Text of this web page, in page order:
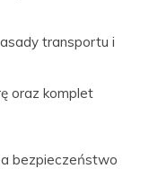
transportu i
oraz komplet
bezpieczeństwo